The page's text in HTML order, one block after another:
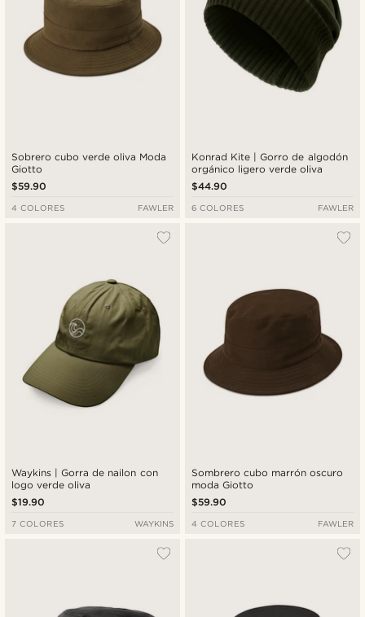
Sobrero cubo verde oliva Moda
Giotto
$59.90
4 COLORES FAWLER
Konrad Kite | Gorro de algodón
orgánico ligero verde oliva
$44.90
6 COLORES FAWLER
Waykins | Gorra de nailon con
logo verde oliva
$19.90
7 COLORES WAYKINS
Sombrero cubo marrón oscuro
moda Giotto
$59.90
4 COLORES FAWLER